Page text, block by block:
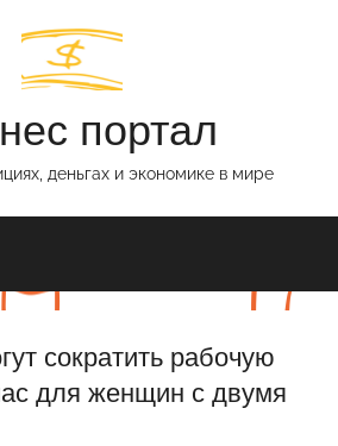
портал
деньгах и экономике в мире
сократить рабочую
для женщин с двумя